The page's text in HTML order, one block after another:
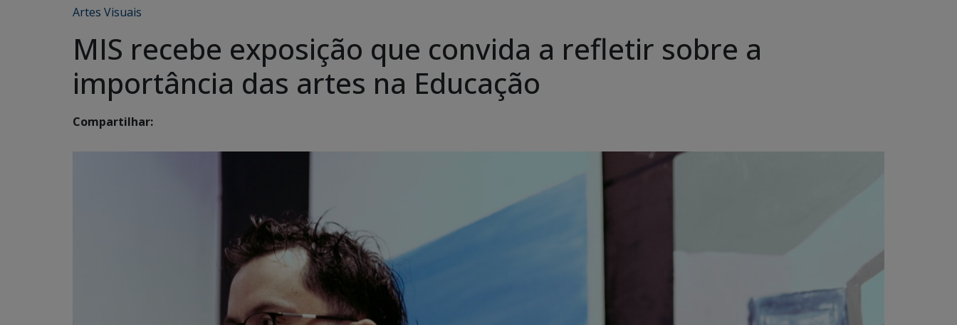
Artes Visuais
MIS recebe exposição que convida a refletir sobre a
importância das artes na Educação
Compartilhar: